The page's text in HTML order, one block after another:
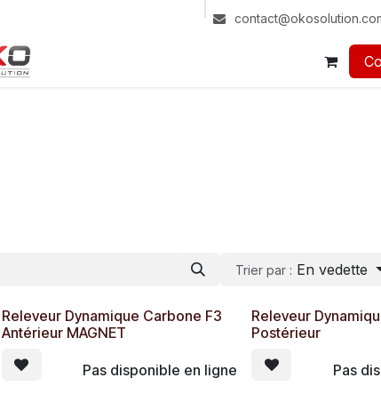
Trier par : En vedette
Releveur Dynamique Carbone F3
Antérieur MAGNET
Pas disponible en ligne
Releveur
Postérieur
Pas